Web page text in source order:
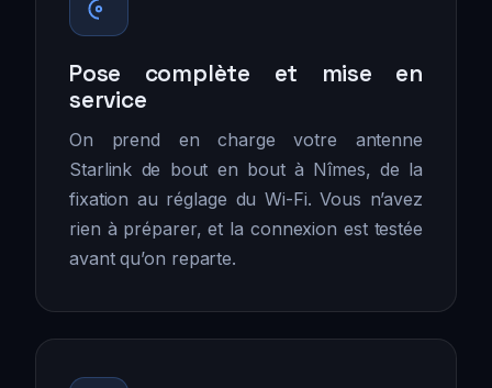
Pose complète et mise en
service
On prend en charge votre antenne
Starlink de bout en bout à Nîmes, de la
fixation au réglage du Wi-Fi. Vous n’avez
rien à préparer, et la connexion est testée
avant qu’on reparte.